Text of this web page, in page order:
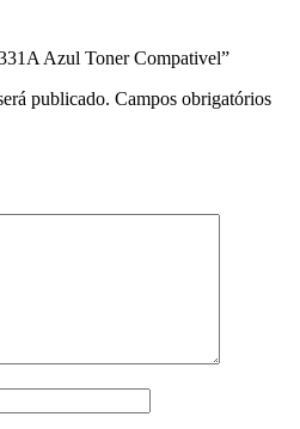
Azul Toner Compativel”
publicado. Campos obrigatórios